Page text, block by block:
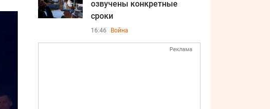
озвучены конкретные
сроки
16:46 Война
Реклама